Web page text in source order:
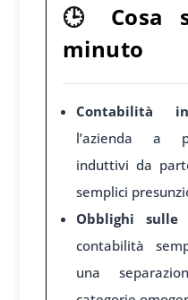
🕒 Cosa
minuto
Contabilità
l’azienda a
induttivi da
semplici
Obblighi sulle
contabilità
una